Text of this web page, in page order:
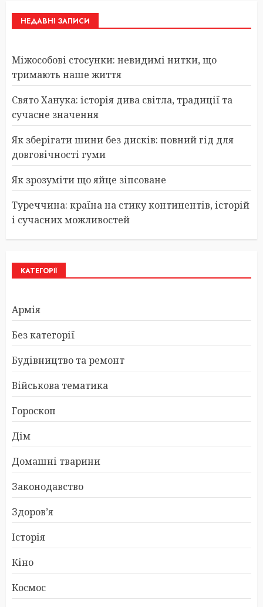
НЕДАВНІ ЗАПИСИ
Міжособові стосунки: невидимі нитки, що
тримають наше життя
Свято Ханука: історія дива світла, традиції та
сучасне значення
Як зберігати шини без дисків: повний гід для
довговічності гуми
Як зрозуміти що яйце зіпсоване
Туреччина: країна на стику континентів, історій
і сучасних можливостей
КАТЕГОРІЇ
Армія
Без категорії
Будівництво та ремонт
Військова тематика
Гороскоп
Дім
Домашні тварини
Законодавство
Здоров’я
Історія
Кіно
Космос